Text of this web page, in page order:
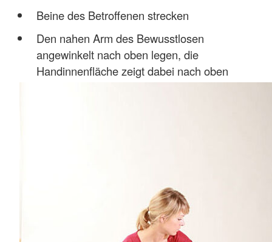
Beine des Betroffenen strecken
Den nahen Arm des Bewusstlosen
angewinkelt nach oben legen, die
Handinnenfläche zeigt dabei nach oben